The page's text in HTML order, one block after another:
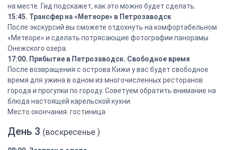
на месте. Гид подскажет, как это можно будет сделать.
15:45. Трансфер на «Метеоре» в Петрозаводск
После экскурсий вы сможете отдохнуть на комфортабельном
«Метеоре» и сделать потрясающие фотографии панорамы
Онежского озера.
17:00. Прибытие в Петрозаводск. Свободное время
После возвращения с острова Кижи у вас будет свободное
время для ужина в одном из многочисленных ресторанов
города и прогулки по городу. Советуем обратить внимание на
блюда настоящей карельской кухни.
Место окончания: гостиница
День 3 (воскресенье )